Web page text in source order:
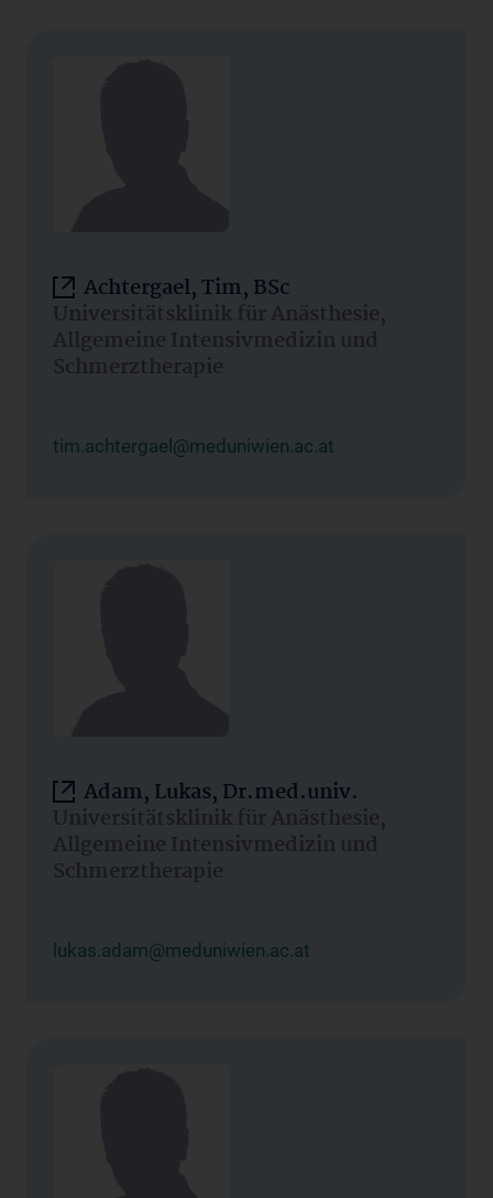
Achtergael, Tim, BSc
Universitätsklinik für Anästhesie,
Allgemeine Intensivmedizin und
Schmerztherapie
tim.achtergael@meduniwien.ac.at
Adam, Lukas, Dr.med.univ.
Universitätsklinik für Anästhesie,
Allgemeine Intensivmedizin und
Schmerztherapie
lukas.adam@meduniwien.ac.at